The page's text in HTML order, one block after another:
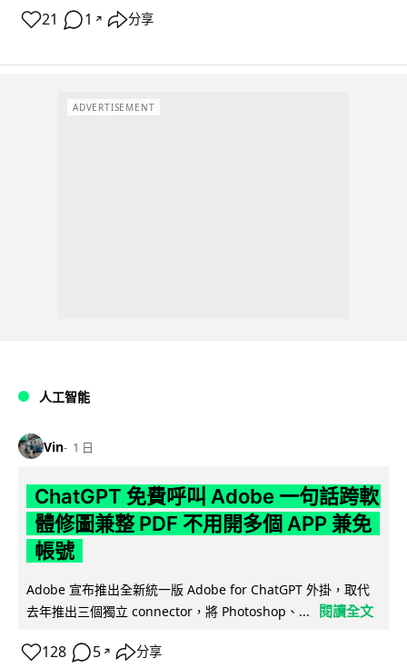
21 1 ↗ 分享
ADVERTISEMENT
人工智能
Vin 1 日
ChatGPT 免費呼叫 Adobe 一句話跨軟
體修圖兼整 PDF 不用開多個 APP 兼免
帳號
Adobe 宣布推出全新統一版 Adobe for ChatGPT 外掛，取代
去年推出三個獨立 connector，將 Photoshop、...
閱讀全文
128 5 ↗ 分享